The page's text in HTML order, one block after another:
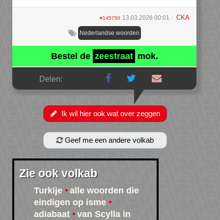
#145750 13.03.2026 00:01 CKA
Nederlandse woorden
Bestel de zeestraat mok.
Delen:
Ik wil hier ook wat over zeggen
Geef me een andere volkab
Zie ook volkab
Turkije
alle woorden die
eindigen op isme
adiabaat
van Scylla in